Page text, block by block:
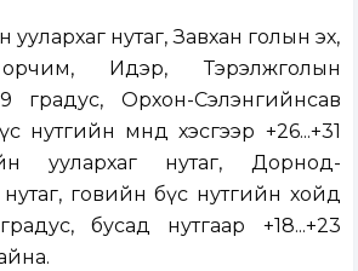
уулархаг нутаг, Завхан голын эх,
Идэр, Тэрэлжголын
градус, Орхон-Сэлэнгийнсав
нутгийн өмнөд хэсгээр +26...+31
уулархаг нутаг, Дорнод-
говийн бүс нутгийн хойд
градус, бусад нутгаар +18...+23